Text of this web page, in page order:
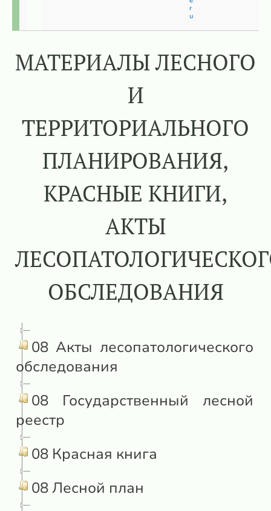
r
u
МАТЕРИАЛЫ ЛЕСНОГО
И
ТЕРРИТОРИАЛЬНОГО
ПЛАНИРОВАНИЯ,
КРАСНЫЕ КНИГИ,
АКТЫ
ОБСЛЕДОВАНИЯ
08 Акты лесопатологического
обследования
08 Государственный лесной
реестр
08 Красная книга
08 Лесной план